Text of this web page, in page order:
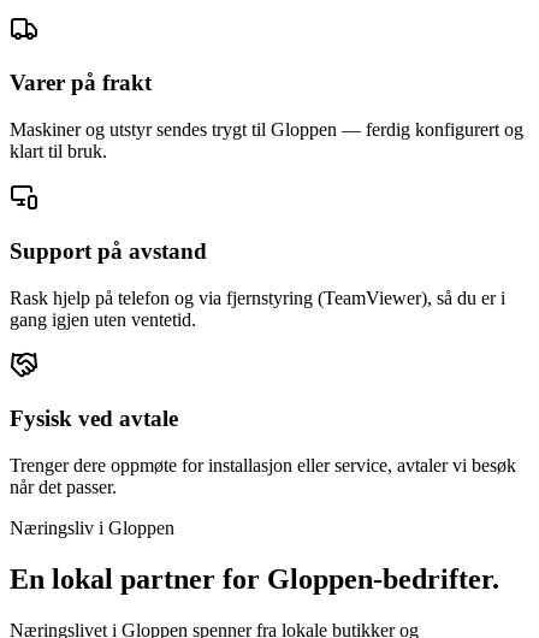
Varer på frakt
Maskiner og utstyr sendes trygt til Gloppen — ferdig konfigurert og
klart til bruk.
Support på avstand
Rask hjelp på telefon og via fjernstyring (TeamViewer), så du er i
gang igjen uten ventetid.
Fysisk ved avtale
Trenger dere oppmøte for installasjon eller service, avtaler vi besøk
når det passer.
Næringsliv i Gloppen
En lokal partner for Gloppen-bedrifter.
Næringslivet i Gloppen spenner fra lokale butikker og